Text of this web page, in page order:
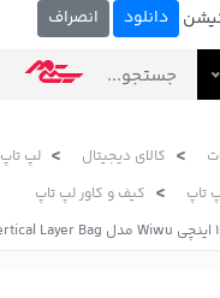
دانلود انصراف
کالای دیجیتال
لپ تاپ
تاپ
کیف و کاور لپ تاپ